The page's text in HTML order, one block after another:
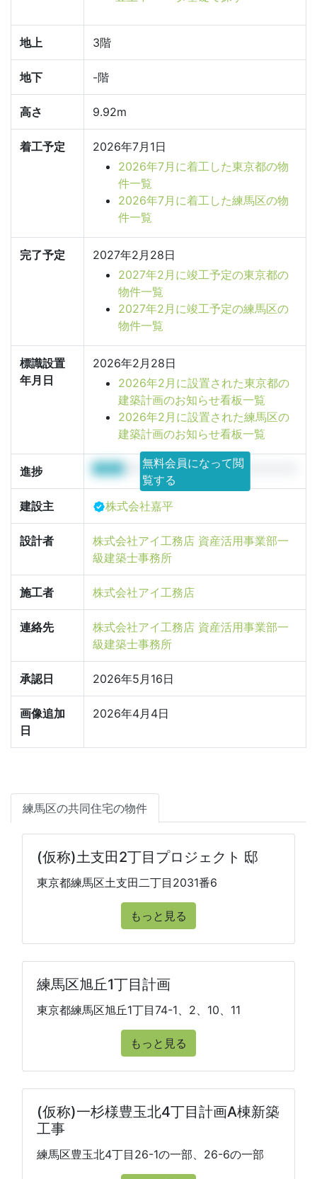
地上 3階
地下 -階
高さ 9.92m
着工予定
2026年7月1日
2026年7月に着工した東京都の物
件一覧
2026年7月に着工した練馬区の物
件一覧
完了予定
2027年2月28日
2027年2月に竣工予定の東京都の
物件一覧
2027年2月に竣工予定の練馬区の
物件一覧
標識設置
年月日
2026年2月28日
2026年2月に設置された東京都の
建築計画のお知らせ看板一覧
2026年2月に設置された練馬区の
建築計画のお知らせ看板一覧
進捗 15%
無料会員になって閲
覧する
建設主
株式会社嘉平
設計者
株式会社アイ工務店 資産活用事業部一
級建築士事務所
施工者 株式会社アイ工務店
連絡先
株式会社アイ工務店 資産活用事業部一
級建築士事務所
承認日 2026年5月16日
画像追加
日
2026年4月4日
練馬区の共同住宅の物件
(仮称)土支田2丁目プロジェクト 邸
東京都練馬区土支田二丁目2031番6
もっと見る
練馬区旭丘1丁目計画
東京都練馬区旭丘1丁目74-1、2、10、11
もっと見る
(仮称)一杉様豊玉北4丁目計画A棟新築
工事
練馬区豊玉北4丁目26-1の一部、26-6の一部